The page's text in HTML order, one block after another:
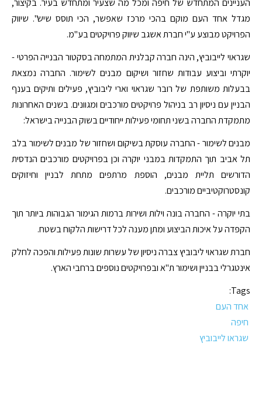
העניינים המתחדש של חיפה ומכל מה שצעיר ומתחדש בעיר. בקיצור,
מגדל אחד העם מוקם בהכי מרכז שאפשר, הכי תוסס שיש". שיווק
הפרויקט מבוצע ע"י חברת אשגב שיווק פרויקטים בע"מ.
שגראוי לייבוביץ, הינה חברה קבלנית המתמחה בסקטור הבנייה הפרטי -
יוקרתי וביצוע עבודות שחזור ושיקום מבנים לשימור. החברה נמצאת
בבעלות משותפת של רובר שגראוי וארי ליבוביץ, פעילים ותיקים בענף
הבניין עם ניסיון רב בניהול פרויקטים מורכבים ומגוונים. בשנים האחרונות
מתמקדת החברה בשני תחומי פעילות ייחודיים בשוק הבנייה בישראל:
מבנים לשימור - החברה עוסקת בשיקום ושחזור של מבנים לשימור בלב
תל אביב תוך התמקדות במבני יוקרה וכן בפרויקטים מורכבים הנדסית
הדורשים תליית מבנים, הוספת מרתפים מתחת לבניין וחיזוקים
קונסטרוקטיביים מורכבים.
בתי יוקרה - החברה בונה וילות ושירות ברמות הגימור הגבוהות ביותר תוך
הקפדה על איכות הביצוע ומתן מענה לכל דרישות הלקוח בשטח.
חברת שגראוי ליבוביץ צברה ניסיון של עשרות שונות פעילות והפכה לחלק
אינטגרלי בבניין ושימור ת"א ובפרויקטים נוספים ברחבי הארץ.
Tags:
אחד העם
חיפה
שגראו לייבוביץ